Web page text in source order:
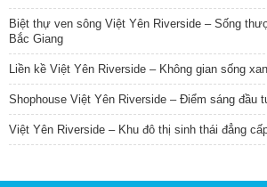
Biệt thự ven sông Việt Yên Riverside – Sống
Bắc Giang
Liền kề Việt Yên Riverside – Không gian sống
Shophouse Việt Yên Riverside – Điểm sáng đầu
Việt Yên Riverside – Khu đô thị sinh thái đẳng